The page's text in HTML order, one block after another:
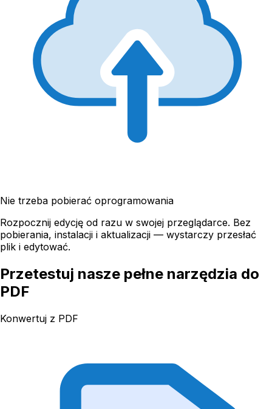
Nie trzeba pobierać oprogramowania
Rozpocznij edycję od razu w swojej przeglądarce. Bez
pobierania, instalacji i aktualizacji — wystarczy przesłać
plik i edytować.
Przetestuj nasze pełne narzędzia do
PDF
Konwertuj z PDF